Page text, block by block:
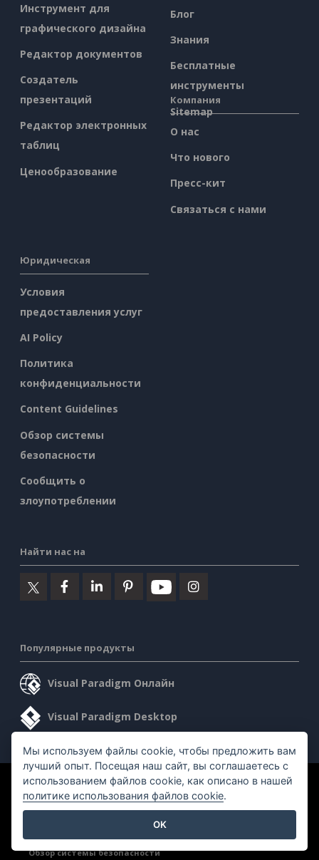
Инструмент для
графического дизайна
Редактор документов
Создатель
презентаций
Редактор электронных
таблиц
Ценообразование
Блог
Знания
Бесплатные
инструменты
Sitemap
Компания
О нас
Что нового
Пресс-кит
Связаться с нами
Юридическая
Условия
предоставления услуг
AI Policy
Политика
конфиденциальности
Content Guidelines
Обзор системы
безопасности
Сообщить о
злоупотреблении
Найти нас на
Популярные продукты
Visual Paradigm Онлайн
Visual Paradigm Desktop
©2026 by Visual Paradigm. Все права защищены.
Обзор системы безопасности
Мы используем файлы cookie, чтобы предложить вам
лучший опыт. Посещая наш сайт, вы соглашаетесь с
использованием файлов cookie, как описано в нашей
политике использования файлов cookie.
OK